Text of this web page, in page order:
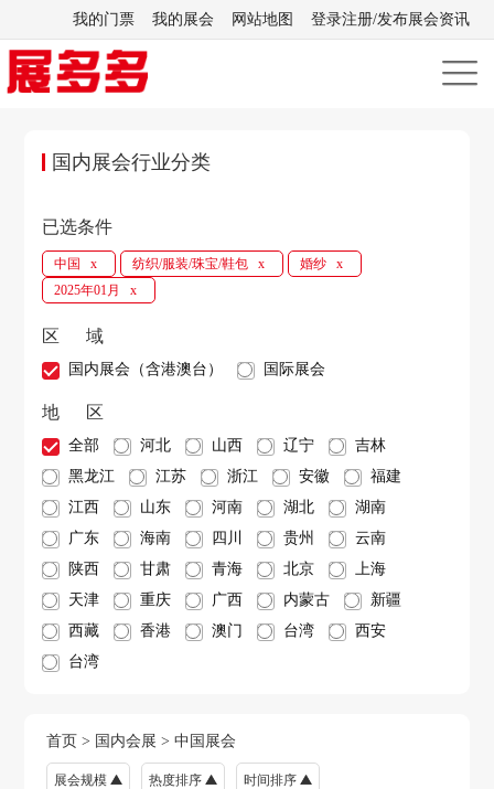
我的门票 我的展会 网站地图 登录注册/发布展会资讯
国内展会行业分类
已选条件
中国 x 纺织/服装/珠宝/鞋包 x 婚纱
x
2025年01月
x
区 域
国内展会（含港澳台） 国际展会
地 区
全部 河北 山西 辽宁
吉林
黑龙江
江苏 浙江 安徽
福建
江西
山东 河南 湖北
湖南
广东
海南 四川 贵州
云南
陕西
甘肃 青海 北京
上海
天津
重庆 广西 内蒙古
新疆
西藏
香港 澳门 台湾
西安
台湾
首页 > 国内会展 >中国展会
展会规模 热度排序 时间排序